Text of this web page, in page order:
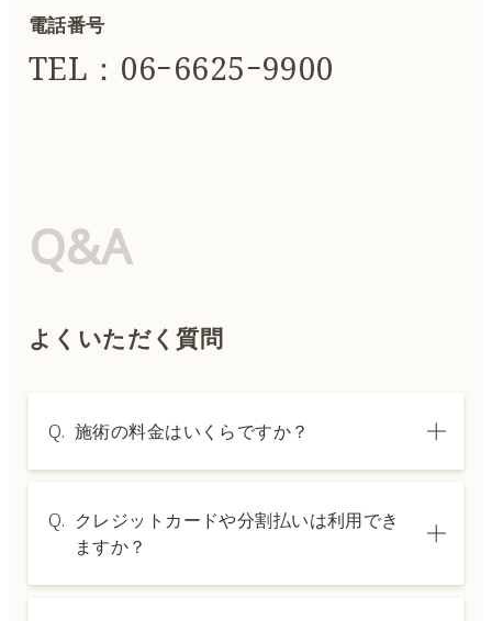
電話番号
TEL：06ｰ6625ｰ9900
Q&A
よくいただく質問
Q. 施術の料金はいくらですか？
は料金表ページをご確認いただくか、カウン
セリングでご案内いたします。
Q. クレジットカードや分割払いは利用でき
ますか？